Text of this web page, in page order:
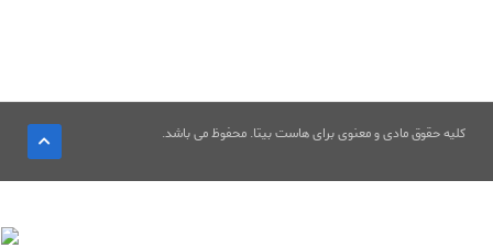
کلیه حقوق مادی و معنوی برای هاست بیتا. محفوظ می باشد.